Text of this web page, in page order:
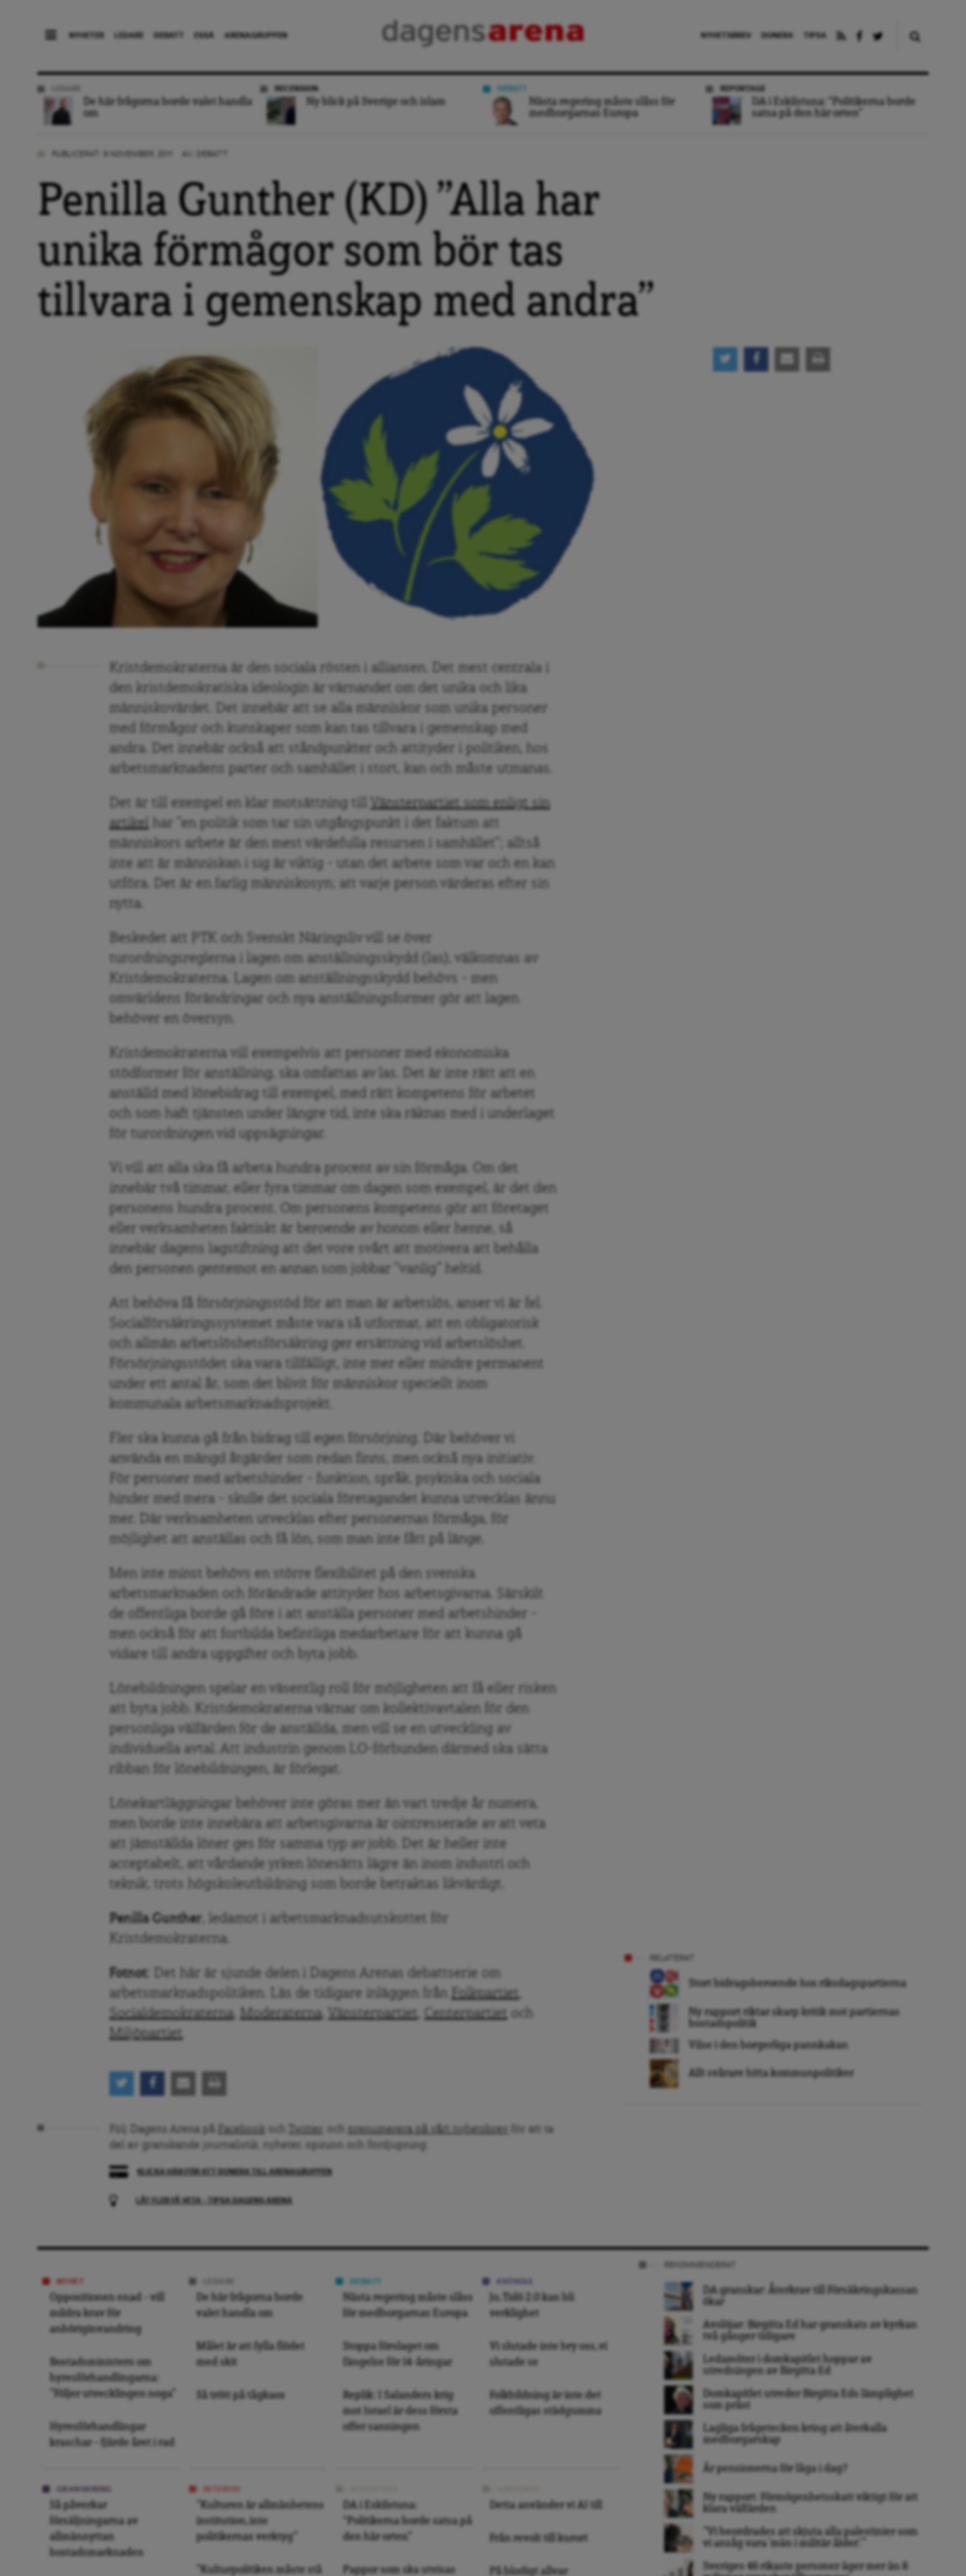
NYHETER LEDARE DEBATT ESSÄ ARENAGRUPPEN NYHETSBREV DONERA TIPSA
De här frågorna borde valet handla
om
RECENSION
Ny blick på Sverige och islam
Nästa regering måste slåss för
medborgarnas Europa
REPORTAGE
DA i Eskilstuna: “Politikerna borde
satsa på den här orten”
Penilla Gunther (KD) ”Alla har
unika förmågor som bör tas
tillvara i gemenskap med andra”
Kristdemokraterna är den sociala rösten i alliansen. Det mest centrala i
den kristdemokratiska ideologin är värnandet om det unika och lika
människovärdet. Det innebär att se alla människor som unika personer
med förmågor och kunskaper som kan tas tillvara i gemenskap med
andra. Det innebär också att ståndpunkter och attityder i politiken, hos
arbetsmarknadens parter och samhället i stort, kan och måste utmanas.
Det är till exempel en klar motsättning till
Vänsterpartiet som enligt sin
artikel har ”en politik som tar sin utgångspunkt i det faktum att
människors arbete är den mest värdefulla resursen i samhället”; alltså
inte att är människan i sig är viktig – utan det arbete som var och en kan
utföra. Det är en farlig människosyn; att varje person värderas efter sin
nytta.
Beskedet att PTK och Svenskt Näringsliv vill se över
turordningsreglerna i lagen om anställningsskydd (las), välkomnas av
Kristdemokraterna. Lagen om anställningsskydd behövs – men
omvärldens förändringar och nya anställningsformer gör att lagen
behöver en översyn.
Kristdemokraterna vill exempelvis att personer med ekonomiska
stödformer för anställning, ska omfattas av las. Det är inte rätt att en
anställd med lönebidrag till exempel, med rätt kompetens för arbetet
och som haft tjänsten under längre tid, inte ska räknas med i underlaget
för turordningen vid uppsägningar.
Vi vill att alla ska få arbeta hundra procent av sin förmåga. Om det
innebär två timmar, eller fyra timmar om dagen som exempel, är det den
personens hundra procent. Om personens kompetens gör att företaget
eller verksamheten faktiskt är beroende av honom eller henne, så
innebär dagens lagstiftning att det vore svårt att motivera att behålla
den personen gentemot en annan som jobbar ”vanlig” heltid.
Att behöva få försörjningsstöd för att man är arbetslös, anser vi är fel.
Socialförsäkringssystemet måste vara så utformat, att en obligatorisk
och allmän arbetslöshetsförsäkring ger ersättning vid arbetslöshet.
Försörjningsstödet ska vara tillfälligt, inte mer eller mindre permanent
under ett antal år, som det blivit för människor speciellt inom
kommunala arbetsmarknadsprojekt.
Fler ska kunna gå från bidrag till egen försörjning. Där behöver vi
använda en mängd åtgärder som redan finns, men också nya initiativ.
För personer med arbetshinder – funktion, språk, psykiska och sociala
hinder med mera – skulle det sociala företagandet kunna utvecklas ännu
mer. Där verksamheten utvecklas efter personernas förmåga, för
möjlighet att anställas och få lön, som man inte fått på länge.
Men inte minst behövs en större flexibilitet på den svenska
arbetsmarknaden och förändrade attityder hos arbetsgivarna. Särskilt
de offentliga borde gå före i att anställa personer med arbetshinder –
men också för att fortbilda befintliga medarbetare för att kunna gå
vidare till andra uppgifter och byta jobb.
Lönebildningen spelar en väsentlig roll för möjligheten att få eller risken
att byta jobb. Kristdemokraterna värnar om kollektivavtalen för den
personliga välfärden för de anställda, men vill se en utveckling av
individuella avtal. Att industrin genom LO-förbunden därmed ska sätta
ribban för lönebildningen, är förlegat.
Lönekartläggningar behöver inte göras mer än vart tredje år numera,
men borde inte innebära att arbetsgivarna är ointresserade av att veta
att jämställda löner ges för samma typ av jobb. Det är heller inte
acceptabelt, att vårdande yrken lönesätts lägre än inom industri och
teknik, trots högskoleutbildning som borde betraktas likvärdigt.
Penilla Gunther , ledamot i arbetsmarknadsutskottet för
Kristdemokraterna.
Fotnot:
Det här är sjunde delen i Dagens Arenas debattserie om
arbetsmarknadspolitiken. Läs de tidigare inläggen från
Folkpartiet,
Socialdemokraterna, Moderaterna, Vänsterpartiet, Centerpartiet och
Miljöpartiet.
Följ Dagens Arena på Facebook Twitter prenumerera på vårt nyhetsbrev
för att ta
del av granskande journalistik, nyheter, opinion och fördjupning.
LÅT FLER FÅ VETA – TIPSA DAGENS ARENA
Stort bidragsberoende hos riksdagspartierna
Ny rapport riktar skarp kritik mot partiernas
bostadspolitik
Vilse i den borgerliga pannkakan
Allt svårare hitta kommunpolitiker
NYHET
Oppositionen enad – vill
mildra krav för
anhöriginvandring
Bostadsministern om
hyresförhandlingarna:
”Följer utvecklingen noga”
Hyresförhandlingar
kraschar – fjärde året i rad
De här frågorna borde
valet handla om
Målet är att fylla flödet
med skit
Så trött på tågkaos
Nästa regering måste slåss
för medborgarnas Europa
Stoppa förslaget om
fängelse för 14-åringar
Replik: I Salanders krig
mot Israel är dess första
offer sanningen
Jo, Tidö 2.0 kan bli
verklighet
Vi slutade inte bry oss, vi
slutade se
Folkbildning är inte det
offentligas städgumma
Så påverkar
försäljningarna av
allmännyttan
bostadsmarknaden
”Kulturen är allmänhetens
institution, inte
politikernas verktyg”
”Kulturpolitiken måste stå
DA i Eskilstuna:
“Politikerna borde satsa på
den här orten”
Pappor som ska utvisas
Detta använder vi AI till
Från revolt till kurort
På blodigt allvar
DA granskar: Återkrav till Försäkringskassan
ökar
Avslöjar: Birgitta Ed har granskats av kyrkan
två gånger tidigare
Ledamöter i domkapitlet hoppar av
utredningen av Birgitta Ed
Domkapitlet utreder Birgitta Eds lämplighet
som präst
Lagliga frågetecken kring att återkalla
medborgarskap
Är pensionerna för låga i dag?
Ny rapport: Förmögenhetsskatt viktigt för att
klara välfärden
”Vi beordrades att skjuta alla palestinier som
vi ansåg vara ’män i militär ålder’. ”
Sveriges 46 rikaste personer äger mer än 8